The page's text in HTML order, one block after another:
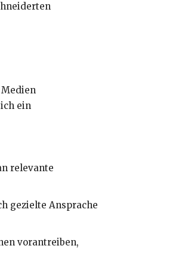
ein
relevante
gezielte Ansprache
vorantreiben,